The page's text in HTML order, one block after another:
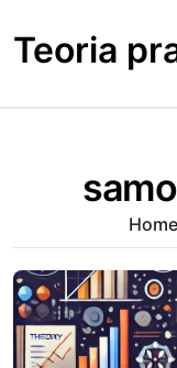
to
content
Teoria
Home